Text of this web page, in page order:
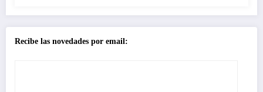
Recibe las novedades por email: